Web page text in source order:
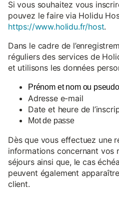
Si vous souhaitez vous
pouvez le faire via Holidu
https://www.holidu.fr/host.
Dans le cadre de
réguliers des services de
et utilisons les données
Prénom et nom ou
Adresse e-mail
Date et heure de
Mot de passe
Dès que vous effectuez une
informations concernant vos
séjours ainsi que, le cas
peuvent également
client.